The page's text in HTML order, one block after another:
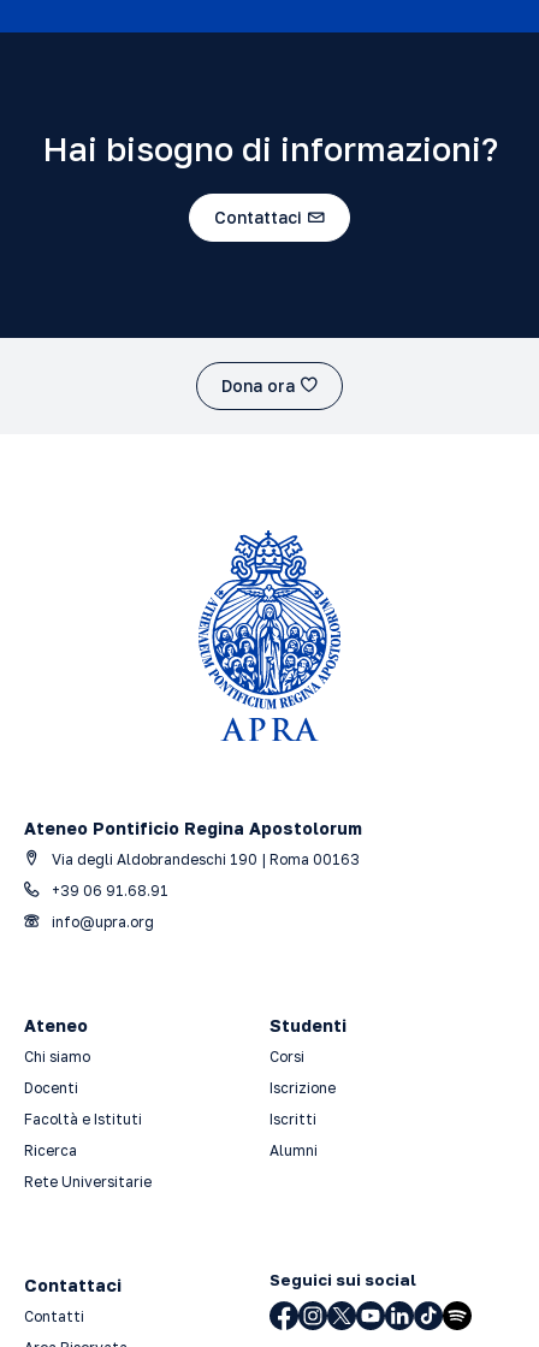
Hai bisogno di informazioni?
Contattaci
Dona ora
Ateneo Pontificio Regina Apostolorum
Via degli Aldobrandeschi 190 | Roma 00163
+39 06 91.68.91
info@upra.org
Ateneo
Chi siamo
Docenti
Facoltà e Istituti
Ricerca
Rete Universitarie
Studenti
Corsi
Iscrizione
Iscritti
Alumni
Contattaci
Contatti
Seguici sui social